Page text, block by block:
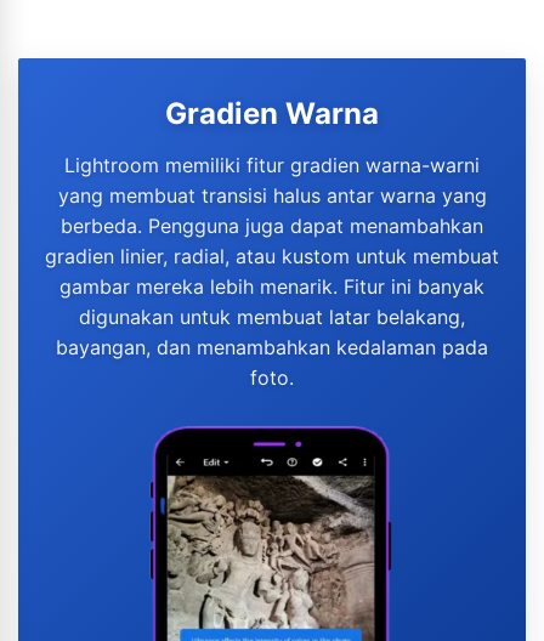
Gradien Warna
Lightroom memiliki fitur gradien warna-warni
yang membuat transisi halus antar warna yang
berbeda. Pengguna juga dapat menambahkan
gradien linier, radial, atau kustom untuk membuat
gambar mereka lebih menarik. Fitur ini banyak
digunakan untuk membuat latar belakang,
bayangan, dan menambahkan kedalaman pada
foto.